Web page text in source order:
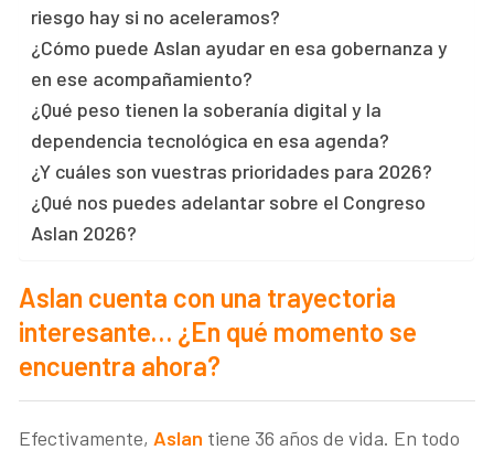
riesgo hay si no aceleramos?
¿Cómo puede Aslan ayudar en esa gobernanza y
en ese acompañamiento?
¿Qué peso tienen la soberanía digital y la
dependencia tecnológica en esa agenda?
¿Y cuáles son vuestras prioridades para 2026?
¿Qué nos puedes adelantar sobre el Congreso
Aslan 2026?
Aslan cuenta con una trayectoria
interesante… ¿En qué momento se
encuentra ahora?
Efectivamente,Aslan tiene 36 años de vida. En todo